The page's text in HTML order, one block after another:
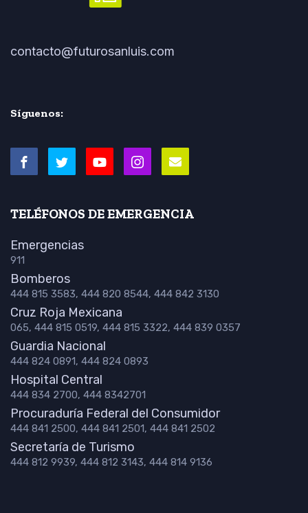
contacto@futurosanluis.com
Síguenos:
TELÉFONOS DE EMERGENCIA
Emergencias
911
Bomberos
444 815 3583, 444 820 8544, 444 842 3130
Cruz Roja Mexicana
065, 444 815 0519, 444 815 3322, 444 839 0357
Guardia Nacional
444 824 0891, 444 824 0893
Hospital Central
444 834 2700, 444 8342701
Procuraduría Federal del Consumidor
444 841 2500, 444 841 2501, 444 841 2502
Secretaría de Turismo
444 812 9939, 444 812 3143, 444 814 9136